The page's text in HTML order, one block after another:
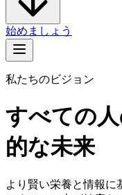
始めましょう
私たちのビジョン
すべての
的な未来
より賢い栄養と情報に